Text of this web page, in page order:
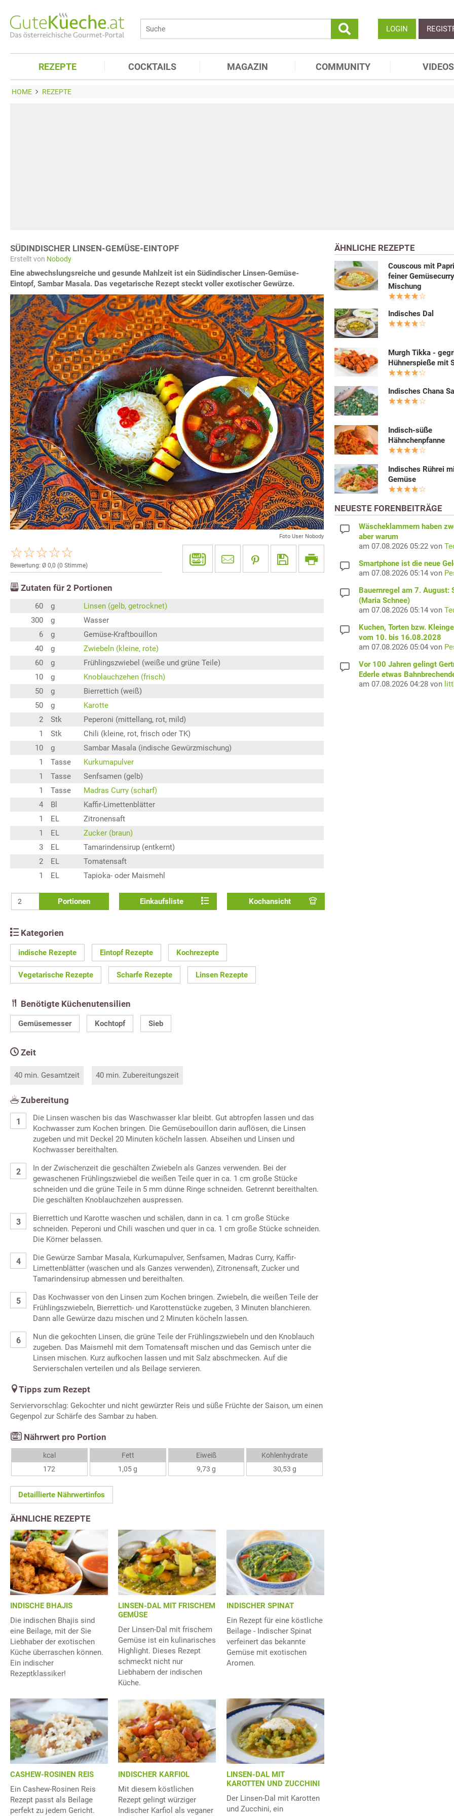
LOGIN
REZEPTE COCKTAILS MAGAZIN COMMUNITY VIDEOS
HOME REZEPTE
SÜDINDISCHER LINSEN-GEMÜSE-EINTOPF
Erstellt von Nobody
Eine abwechslungsreiche und gesunde Mahlzeit ist ein Südindischer Linsen-Gemüse-
Eintopf, Sambar Masala. Das vegetarische Rezept steckt voller exotischer Gewürze.
Foto User Nobody
Bewertung: Ø 0,0 (0 Stimme)
Zutaten für 2 Portionen
60 g
Linsen (gelb, getrocknet)
300
g
Wasser
6
g
Gemüse-Kraftbouillon
40
g
Zwiebeln (kleine, rote)
60
g
Frühlingszwiebel (weiße und grüne Teile)
10
g
Knoblauchzehen (frisch)
50
g
Bierrettich (weiß)
50
g
Karotte
2
Stk
Peperoni (mittellang, rot, mild)
1
Stk
Chili (kleine, rot, frisch oder TK)
10
g
Sambar Masala (indische Gewürzmischung)
1
Tasse
Kurkumapulver
1
Tasse
Senfsamen (gelb)
1
Tasse
Madras Curry (scharf)
4
Bl
Kaffir-Limettenblätter
1
EL
Zitronensaft
1
EL
Zucker (braun)
3
EL
Tamarindensirup (entkernt)
2
EL
Tomatensaft
1
EL Tapioka- oder Maismehl
Portionen Einkaufsliste Kochansicht
Kategorien
indische Rezepte Eintopf Rezepte Kochrezepte
Vegetarische Rezepte Scharfe Rezepte Linsen Rezepte
Benötigte Küchenutensilien
Gemüsemesser Kochtopf Sieb
Zeit
40 min. Gesamtzeit 40 min. Zubereitungszeit
Zubereitung
Die Linsen waschen bis das Waschwasser klar bleibt. Gut abtropfen lassen und das
Kochwasser zum Kochen bringen. Die Gemüsebouillon darin auflösen, die Linsen
zugeben und mit Deckel 20 Minuten köcheln lassen. Abseihen und Linsen und
Kochwasser bereithalten.
In der Zwischenzeit die geschälten Zwiebeln als Ganzes verwenden. Bei der
gewaschenen Frühlingszwiebel die weißen Teile quer in ca. 1 cm große Stücke
schneiden und die grüne Teile in 5 mm dünne Ringe schneiden. Getrennt bereithalten.
Die geschälten Knoblauchzehen auspressen.
Bierrettich und Karotte waschen und schälen, dann in ca. 1 cm große Stücke
schneiden. Peperoni und Chili waschen und quer in ca. 1 cm große Stücke schneiden.
Die Körner belassen.
Die Gewürze Sambar Masala, Kurkumapulver, Senfsamen, Madras Curry, Kaffir-
Limettenblätter (waschen und als Ganzes verwenden), Zitronensaft, Zucker und
Tamarindensirup abmessen und bereithalten.
Das Kochwasser von den Linsen zum Kochen bringen. Zwiebeln, die weißen Teile der
Frühlingszwiebeln, Bierrettich- und Karottenstücke zugeben, 3 Minuten blanchieren.
Dann alle Gewürze dazu mischen und 2 Minuten köcheln lassen.
Nun die gekochten Linsen, die grüne Teile der Frühlingszwiebeln und den Knoblauch
zugeben. Das Maismehl mit dem Tomatensaft mischen und das Gemisch unter die
Linsen mischen. Kurz aufkochen lassen und mit Salz abschmecken. Auf die
Servierschalen verteilen und als Beilage servieren.
Tipps zum Rezept
Serviervorschlag: Gekochter und nicht gewürzter Reis und süße Früchte der Saison, um einen
Gegenpol zur Schärfe des Sambar zu haben.
Nährwert pro Portion
kcal
172
Fett
1,05 g
Eiweiß
9,73 g
Kohlenhydrate
30,53 g
Detaillierte Nährwertinfos
ÄHNLICHE REZEPTE
INDISCHE BHAJIS
Die indischen Bhajis sind
eine Beilage, mit der Sie
Liebhaber der exotischen
Küche überraschen können.
Ein indischer
Rezeptklassiker!
LINSEN-DAL MIT FRISCHEM
GEMÜSE
Der Linsen-Dal mit frischem
Gemüse ist ein kulinarisches
Highlight. Dieses Rezept
schmeckt nicht nur
Liebhabern der indischen
Küche.
INDISCHER SPINAT
Ein Rezept für eine köstliche
Beilage - Indischer Spinat
verfeinert das bekannte
Gemüse mit exotischen
Aromen.
CASHEW-ROSINEN REIS
Ein Cashew-Rosinen Reis
Rezept passt als Beilage
perfekt zu jedem Gericht.
INDISCHER KARFIOL
Mit diesem köstlichen
Rezept gelingt würziger
Indischer Karfiol als veganer
LINSEN-DAL MIT
KAROTTEN UND ZUCCHINI
Der Linsen-Dal mit Karotten
und Zucchini, ein
ÄHNLICHE REZEPTE
Couscous mit
feiner Gemüsecurry
Mischung
Indisches Dal
Murgh Tikka -
Hühnerspieße mit
Indisches Chana
Indisch-süße
Hähnchenpfanne
Indisches Rührei
Gemüse
NEUESTE FORENBEITRÄGE
Wäscheklammern haben
aber warum
am 07.08.2026 05:22 von
Smartphone ist die neue
am 07.08.2026 05:14 von
Bauernregel am 7. August:
(Maria Schnee)
am 07.08.2026 05:14 von
Kuchen, Torten bzw.
vom 10. bis 16.08.2028
am 07.08.2026 05:04 von
Vor 100 Jahren gelingt
Ederle etwas
am 07.08.2026 04:28 von